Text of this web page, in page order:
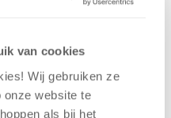
van cookies
Wij gebruiken ze
onze website te
als bij het
enz. Loting bepaald de
de leider van het
Ook hier wordt het
basisspel gespeeld.